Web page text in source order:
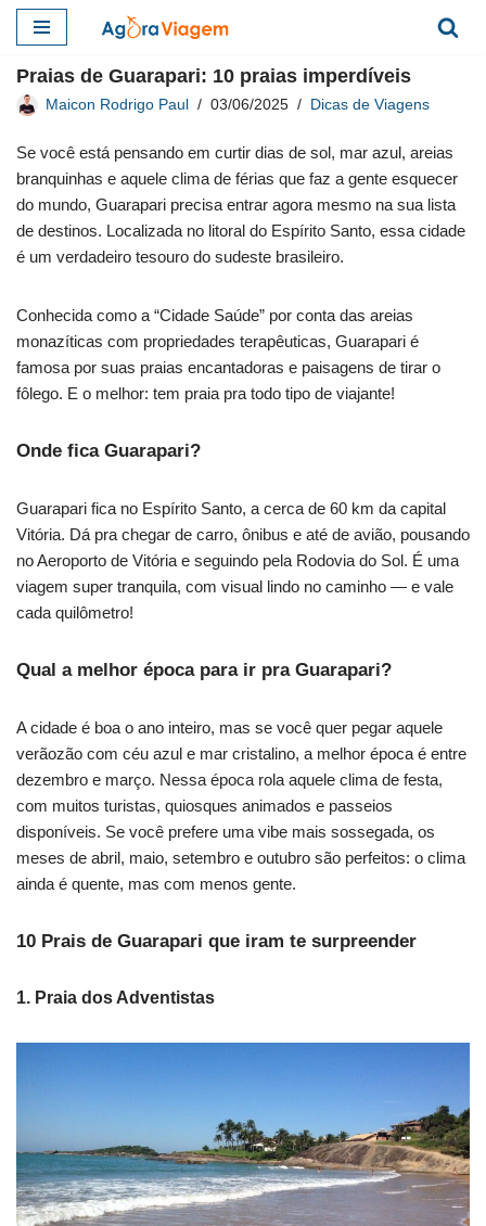
para
o
Praias de Guarapari: 10 praias imperdíveis
Maicon Rodrigo Paul 03/06/2025 Dicas de Viagens
Se você está pensando em curtir dias de sol, mar azul, areias
branquinhas e aquele clima de férias que faz a gente esquecer
do mundo, Guarapari precisa entrar agora mesmo na sua lista
de destinos. Localizada no litoral do Espírito Santo, essa cidade
é um verdadeiro tesouro do sudeste brasileiro.
Conhecida como a “Cidade Saúde” por conta das areias
monazíticas com propriedades terapêuticas, Guarapari é
famosa por suas praias encantadoras e paisagens de tirar o
fôlego. E o melhor: tem praia pra todo tipo de viajante!
Onde fica Guarapari?
Guarapari fica no Espírito Santo, a cerca de 60 km da capital
Vitória. Dá pra chegar de carro, ônibus e até de avião, pousando
no Aeroporto de Vitória e seguindo pela Rodovia do Sol. É uma
viagem super tranquila, com visual lindo no caminho — e vale
cada quilômetro!
Qual a melhor época para ir pra Guarapari?
A cidade é boa o ano inteiro, mas se você quer pegar aquele
verãozão com céu azul e mar cristalino, a melhor época é entre
dezembro e março. Nessa época rola aquele clima de festa,
com muitos turistas, quiosques animados e passeios
disponíveis. Se você prefere uma vibe mais sossegada, os
meses de abril, maio, setembro e outubro são perfeitos: o clima
ainda é quente, mas com menos gente.
10 Prais de Guarapari que iram te surpreender
1. Praia dos Adventistas